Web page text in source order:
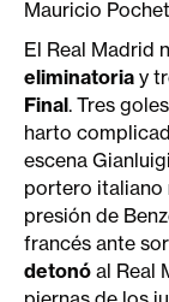
Mauricio
El Real Madrid
eliminatoria y
Final. Tres
harto
escena
portero italiano
presión de
francés ante
detonó al Real